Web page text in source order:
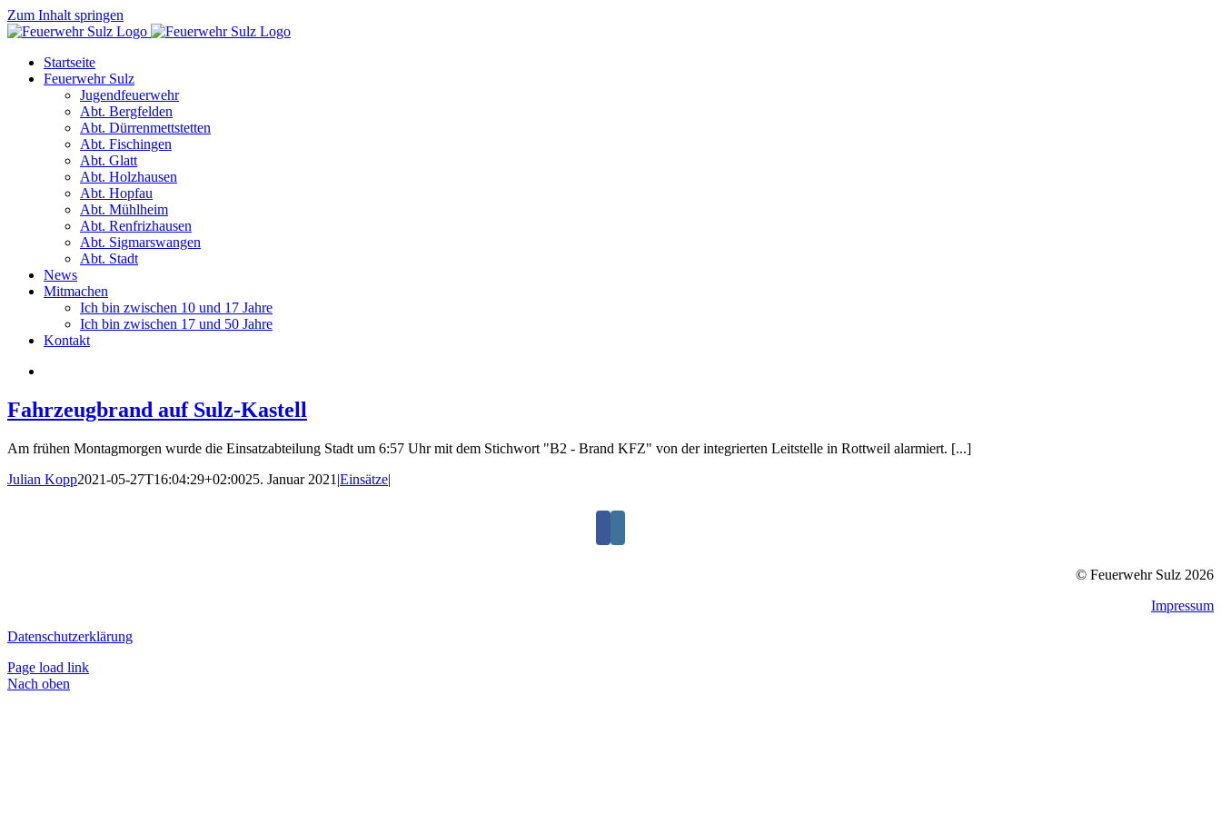
Zum Inhalt springen
Startseite
Feuerwehr Sulz
Jugendfeuerwehr
Abt. Bergfelden
Abt. Dürrenmettstetten
Abt. Fischingen
Abt. Glatt
Abt. Holzhausen
Abt. Hopfau
Abt. Mühlheim
Abt. Renfrizhausen
Abt. Sigmarswangen
Abt. Stadt
News
Mitmachen
Ich bin zwischen 10 und 17 Jahre
Ich bin zwischen 17 und 50 Jahre
Kontakt
Fahrzeugbrand auf Sulz-Kastell
Am frühen Montagmorgen wurde die Einsatzabteilung Stadt um 6:57 Uhr mit dem Stichwort "B2 - Brand KFZ" von der integrierten Leitstelle in Rottweil alarmiert. [...]
Julian Kopp2021-05-27T16:04:29+02:0025. Januar 2021 |Einsätze|
© Feuerwehr Sulz 2026
Impressum
Datenschutzerklärung
Page load link
Nach oben